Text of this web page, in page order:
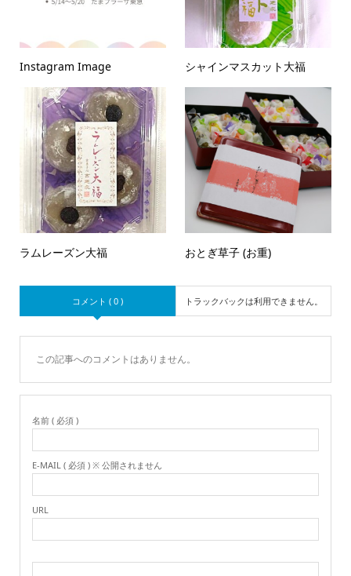
Instagram Image シャインマスカット大福
ラムレーズン大福 おとぎ草子 (お重)
コメント ( 0 ) トラックバックは利用できません。
この記事へのコメントはありません。
名前 ( 必須 )
E-MAIL ( 必須 ) ※ 公開されません
URL